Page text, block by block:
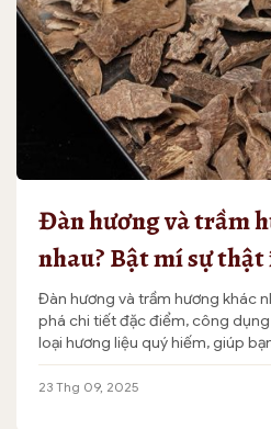
Trầm hương
tin thú vị cho bạn
Trầm hương Indonesia là gì?
điểm và giá trị phong thủy của
Văn Hóa Trầm Hương tham khảo
Indonesia, hay còn gọi là trầm
gỗ quý hiếm được yêu thích
20 Thg 09, 2025